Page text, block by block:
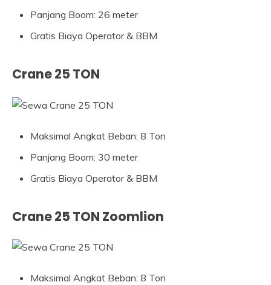
Panjang Boom: 26 meter
Gratis Biaya Operator & BBM
Crane 25 TON
Maksimal Angkat Beban: 8 Ton
Panjang Boom: 30 meter
Gratis Biaya Operator & BBM
Crane 25 TON Zoomlion
Maksimal Angkat Beban: 8 Ton